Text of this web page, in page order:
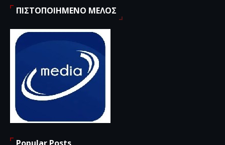
ΠΙΣΤΟΠΟΙΗΜΕΝΟ ΜΕΛΟΣ